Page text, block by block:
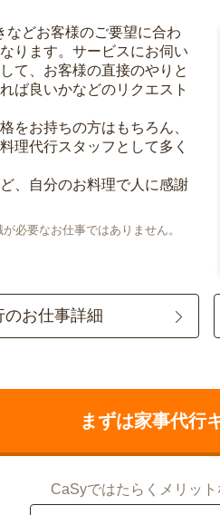
どお客様のご要望に合わ
ります。サービスにお伺い
て、お客様の直接のやりと
ば良いかなどのリクエスト
をお持ちの方はもちろん、
理代行スタッフとして多く
、自分のお料理で人に感謝
必要なお仕事ではありません。
のお仕事詳細
まずは家事代行
CaSyではたらくメリッ